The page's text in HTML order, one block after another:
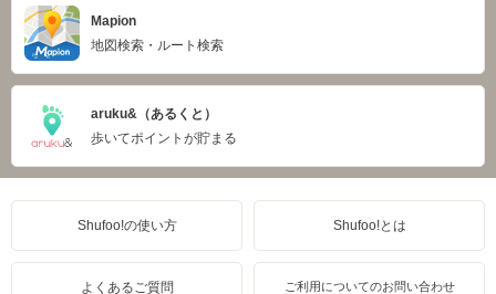
Mapion
地図検索・ルート検索
aruku&（あるくと）
歩いてポイントが貯まる
Shufoo!の使い方 Shufoo!とは
よくあるご質問 ご利用についてのお問い合わせ